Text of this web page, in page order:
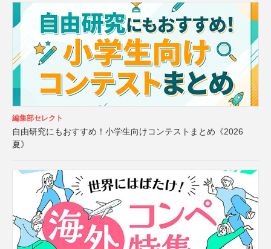
編集部セレクト
自由研究にもおすすめ！小学生向けコンテストまとめ《2026
夏》